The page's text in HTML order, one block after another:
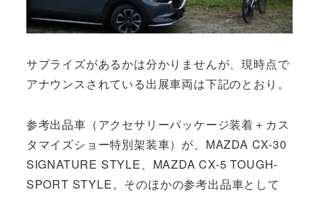
サプライズがあるかは分かりませんが、現時点で
アナウンスされている出展車両は下記のとおり。
参考出品車（アクセサリーパッケージ装着＋カス
タマイズショー特別架装車）が、MAZDA CX-30
SIGNATURE STYLE、MAZDA CX-5 TOUGH-
SPORT STYLE。そのほかの参考出品車として